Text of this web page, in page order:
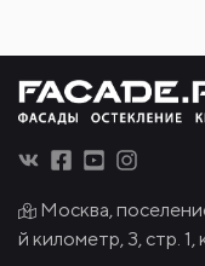
Москва,
й километр, 3, стр.